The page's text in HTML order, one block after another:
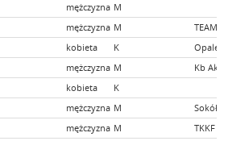
mężczyzna M
mężczyzna M
TEAM
kobieta K
Opalenicki
mężczyzna M
Kb Aktywni
kobieta
K
mężczyzna M
Sokół
mężczyzna M
TKKF